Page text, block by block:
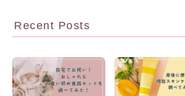
Recent Posts